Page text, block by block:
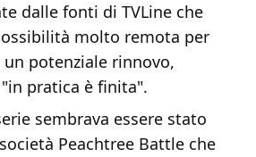
dalle fonti di TVLine che
molto remota per
potenziale rinnovo,
pratica è finita".
sembrava essere stato
Peachtree Battle che